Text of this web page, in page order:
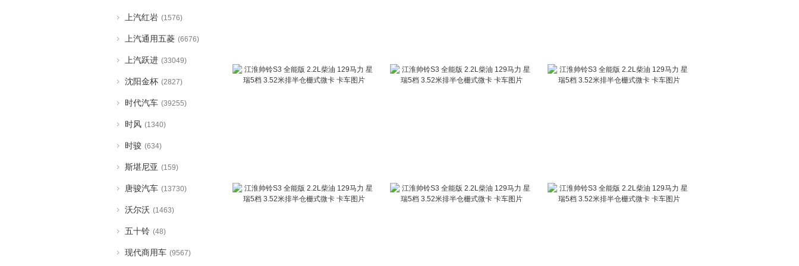
上汽红岩 (1576)
上汽通用五菱 (6676)
上汽跃进 (33049)
沈阳金杯 (2827)
时代汽车 (39255)
时风 (1340)
时骏 (634)
斯堪尼亚 (159)
唐骏汽车 (13730)
沃尔沃 (1463)
五十铃 (48)
现代商用车 (9567)